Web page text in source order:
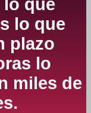
que
lo que
plazo
lo
miles de